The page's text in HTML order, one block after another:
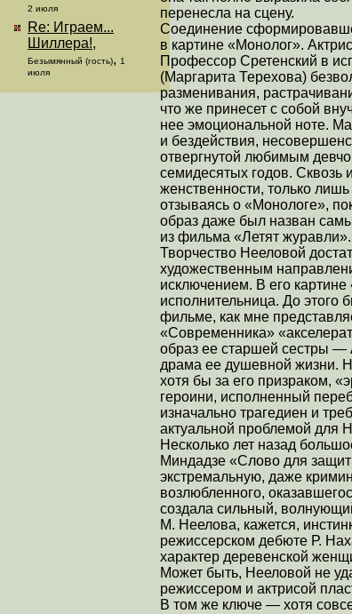
2 июля
Re: Играем...
Шиллера!,
Безымянный (гость), 1
июля
перенесла на сцену.
Соединение
в картине «Монолог».
Профессор Сретенский в
(Маргарита Терехова)
разменивания,
что же принесет с собой
нее эмоциональной ноте.
и бездействия,
отвергнутой любимым
семидесятых годов. Сквозь
женственности, только
отзываясь о «Монологе»,
образ даже был назван
из фильма «Летят журавли».
Творчество Нееловой
художественным
исключением. В его картине
исполнительница. До этого
фильме, как мне
«Современника»
образ ее старшей сестры —
драма ее душевной жизни.
хотя бы за его призраком,
героини, исполненный
изначально трагедиен и
актуальной проблемой для
Несколько лет назад
Миндадзе «Слово для
экстремальную, даже
возлюбленного,
создала сильный,
М. Неелова, кажется,
режиссерском дебюте Р.
характер деревенской
Может быть, Нееловой не
режиссером и актрисой
В том же ключе — хотя